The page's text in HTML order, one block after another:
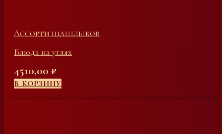
Ассорти шашлыков
Блюда на углях
4510,00 ₽
В КОРЗИНУ